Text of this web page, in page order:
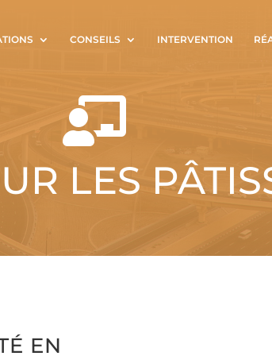
CONSEILS INTERVENTION

LES
EN